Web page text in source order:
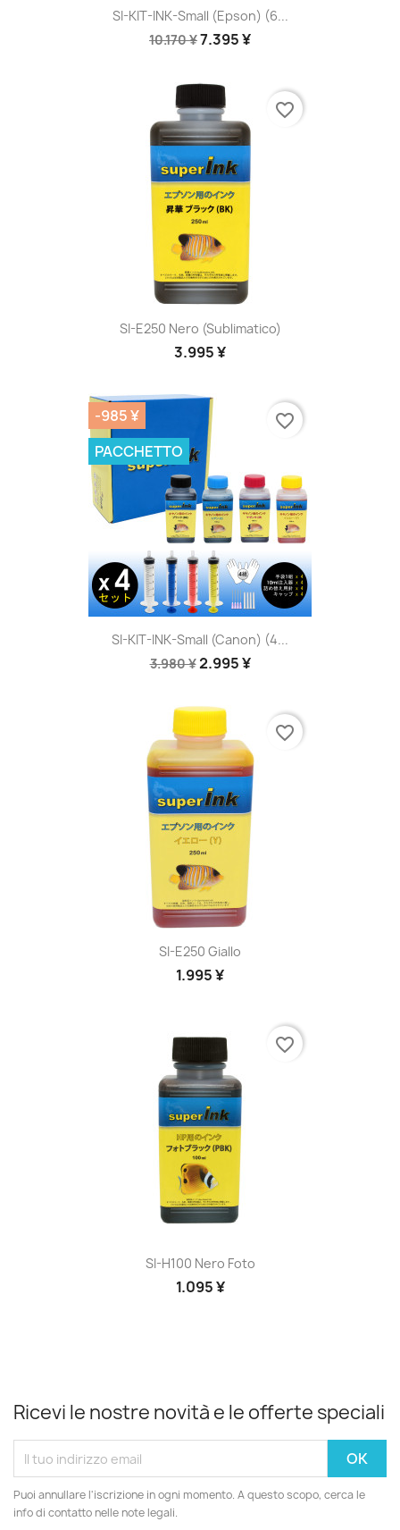
SI-KIT-INK-Small (Epson) (6...
10.170 ¥7.395 ¥
SI-E250 Nero (sublimatico)
3.995 ¥
favorite_border
SI-KIT-INK-Small (Canon) (4...
3.980 ¥2.995 ¥
-985 ¥
PACCHETTO
favorite_border
SI-E250 Giallo
1.995 ¥
favorite_border
SI-H100 Nero Foto
1.095 ¥
favorite_border
Ricevi le nostre novità e le offerte speciali
Puoi annullare l'iscrizione in ogni momento. A questo scopo, cerca le
info di contatto nelle note legali.